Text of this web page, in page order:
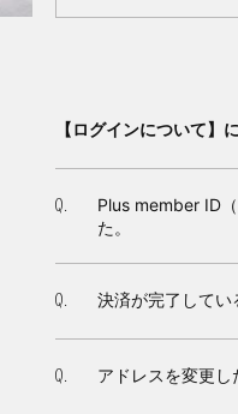
【ログインについて】
Q.
Plus member ID
た。
Q. 決済が完了してい
Q. アドレスを変更し